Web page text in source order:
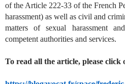
of the Article 222-33 of the French
harassment) as well as civil and
matters of sexual harassment
competent authorities and services.
To read all the article, please click